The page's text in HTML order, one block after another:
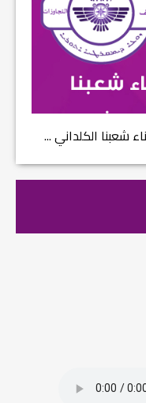
شعبنا الكلداني ...